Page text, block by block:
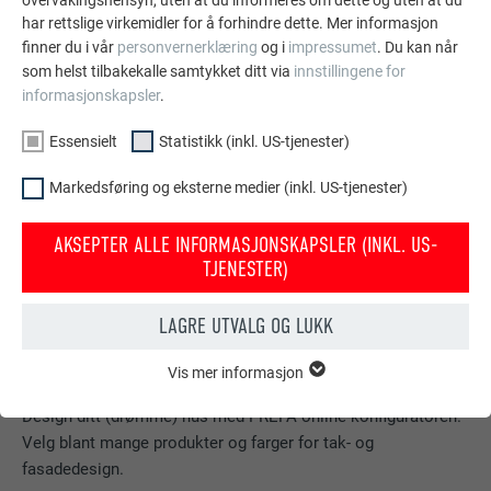
PREFA konfigurator for tak og fasade
Design ditt (drømme) hus med PREFA online-konfiguratoren.
Velg blant mange produkter og farger for tak- og
fasadedesign.
har rettslige virkemidler for å forhindre dette. Mer informasjon
finner du i vår personvernerklæring og i impressumet. Du kan når
som helst tilbakekalle samtykket ditt via innstillingene for
informasjonskapsler.
Essensielt Statistikk (inkl. US-tjenester)
Markedsføring og eksterne medier (inkl. US-tjenester)
AKSEPTER ALLE INFORMASJONSKAPSLER (INKL. US-
TJENESTER)
LAGRE UTVALG OG LUKK
nettstedets grunnleggende funksjoner. Dermed sikres at
nettstedet fungerer uten problemer.
Vis mer informasjon